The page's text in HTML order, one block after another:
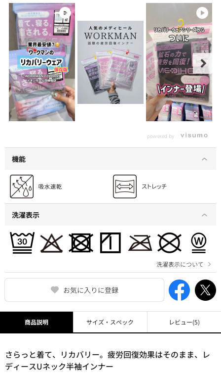
お気に入りに登録
powered by
機能
洗濯表示
洗濯表示について
商品説明
さらっと着て、リカバリー。疲労回復効果はそのまま、レ
ディースUネック半袖インナー
サイズ・スペック レビュー(5)